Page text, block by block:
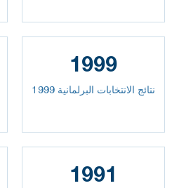
1999
نتائج الانتخابات البرلمانية 1999
1991